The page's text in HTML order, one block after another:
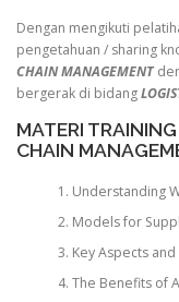
Dengan mengikuti
pengetahuan / sharing
CHAIN MANAGEMENT
bergerak di bidang
MATERI
CHAIN
Understanding
Models for
Key Aspects
The Benefits of